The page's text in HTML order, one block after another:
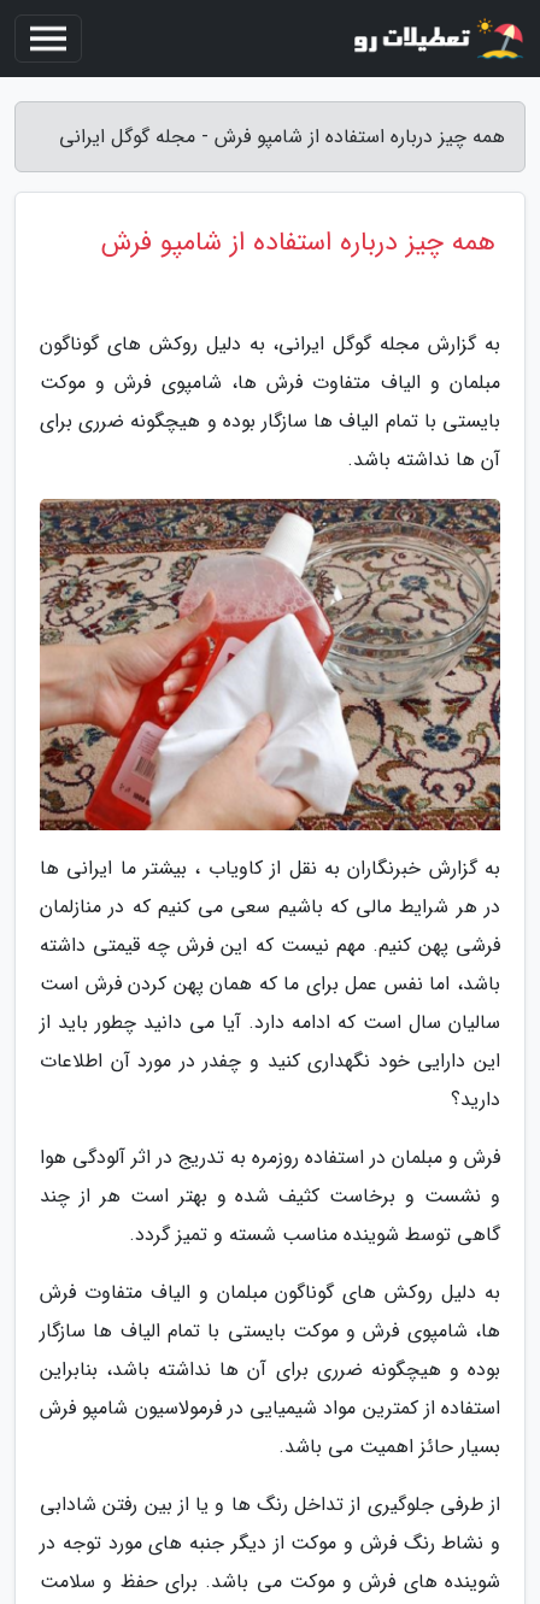
همه چیز درباره استفاده از شامپو فرش - مجله گوگل ایرانی
همه چیز درباره استفاده از شامپو فرش
به گزارش مجله گوگل ایرانی، به دلیل روکش های گوناگون
مبلمان و الیاف متفاوت فرش ها، شامپوی فرش و موکت
بایستی با تمام الیاف ها سازگار بوده و هیچگونه ضرری برای
آن ها نداشته باشد.
به گزارش خبرنگاران به نقل از کاویاب ، بیشتر ما ایرانی ها
در هر شرایط مالی که باشیم سعی می کنیم که در منازلمان
فرشی پهن کنیم. مهم نیست که این فرش چه قیمتی داشته
باشد، اما نفس عمل برای ما که همان پهن کردن فرش است
سالیان سال است که ادامه دارد. آیا می دانید چطور باید از
این دارایی خود نگهداری کنید و چفدر در مورد آن اطلاعات
دارید؟
فرش و مبلمان در استفاده روزمره به تدریج در اثر آلودگی هوا
و نشست و برخاست کثیف شده و بهتر است هر از چند
گاهی توسط شوینده مناسب شسته و تمیز گردد.
به دلیل روکش های گوناگون مبلمان و الیاف متفاوت فرش
ها، شامپوی فرش و موکت بایستی با تمام الیاف ها سازگار
بوده و هیچگونه ضرری برای آن ها نداشته باشد، بنابراین
استفاده از کمترین مواد شیمیایی در فرمولاسیون شامپو فرش
بسیار حائز اهمیت می باشد.
از طرفی جلوگیری از تداخل رنگ ها و یا از بین رفتن شادابی
و نشاط رنگ فرش و موکت از دیگر جنبه های مورد توجه در
شوینده های فرش و موکت می باشد. برای حفظ و سلامت